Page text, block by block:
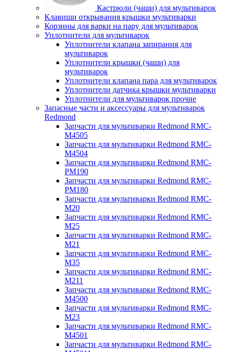
Кастрюли (чаши) для мультиварок
Клавиши открывания крышки мультиварки
Корзины для варки на пару для мультиварок
Уплотнители для мультиварок
Уплотнители клапана запирания для
мультиварок
Уплотнители крышки (чаши) для
мультиварок
Уплотнители клапана пара для мультиварок
Уплотнители датчика крышки мультиварки
Уплотнители для мультиварок прочие
Запасные части и аксессуары для мультиварок
Redmond
Запчасти для мультиварки Redmond RMC-
M4505
Запчасти для мультиварки Redmond RMC-
M4504
Запчасти для мультиварки Redmond RMC-
PM190
Запчасти для мультиварки Redmond RMC-
PM180
Запчасти для мультиварки Redmond RMC-
M20
Запчасти для мультиварки Redmond RMC-
M25
Запчасти для мультиварки Redmond RMC-
M21
Запчасти для мультиварки Redmond RMC-
M35
Запчасти для мультиварки Redmond RMC-
M211
Запчасти для мультиварки Redmond RMC-
M4500
Запчасти для мультиварки Redmond RMC-
M23
Запчасти для мультиварки Redmond RMC-
M4501
Запчасти для мультиварки Redmond RMC-